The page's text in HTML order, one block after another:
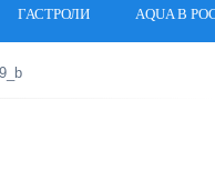
ГАСТРОЛИ AQUA В